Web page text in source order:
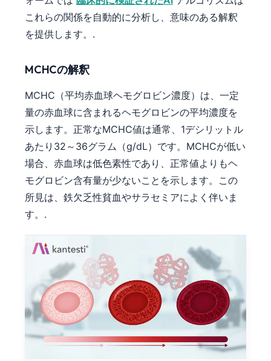
これらの関係を自動的に分析し、意味のある解釈
を提供します。.
MCHCの解釈
MCHC（平均赤血球ヘモグロビン濃度）は、一定
量の赤血球に含まれるヘモグロビンの平均濃度を
示します。正常なMCHC値は通常、1デシリットル
あたり32～36グラム（g/dL）です。MCHCが低い
場合、赤血球は低色素性であり、正常値よりもヘ
モグロビン含有量が少ないことを示します。この
所見は、鉄欠乏性貧血やサラセミアによく伴いま
す。.
Català
Қазақ тілі
Suomi
Hrvatski
Slovenčina
كوردی‎
සිංහල
অসমীয়া
Galego
Latviešu valoda
Македонски јазик
Gàidhlig
Afrikaans